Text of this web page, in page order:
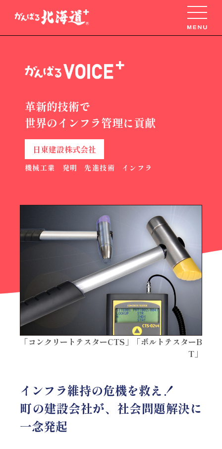
革新的技術で
世界のインフラ管理に貢献
日東建設株式会社
機械工業 発明 先進技術 インフラ
「コンクリートテスターCTS」「ボルトテスターB
T」
インフラ維持の危機を救え！
町の建設会社が、社会問題解決に
一念発起